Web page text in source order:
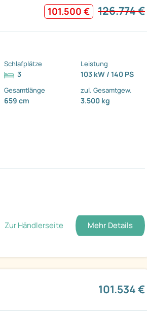
101.500 € 126.774 €
Schlafplätze
3
Leistung
103 kW / 140 PS
Gesamtlänge
659 cm
zul. Gesamtgew.
3.500 kg
Zur Händlerseite Mehr Details
101.534 €